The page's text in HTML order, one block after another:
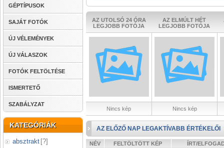
GÉPTÍPUSOK
SAJÁT FOTÓK
ÚJ VÉLEMÉNYEK
ÚJ VÁLASZOK
FOTÓK FELTÖLTÉSE
ISMERTETŐ
SZABÁLYZAT
KATEGÓRIÁK
absztrakt [?]
AZ UTOLSÓ 24 ÓRA
LEGJOBB FOTÓJA
AZ ELMÚLT HÉT
LEGJOBB FOTÓJA
Nincs kép Nincs kép
AZ ELŐZŐ NAP LEGAKTÍVABB ÉRTÉKELŐI
NÉV FELTÖLTÖTT KÉP ÍRT/